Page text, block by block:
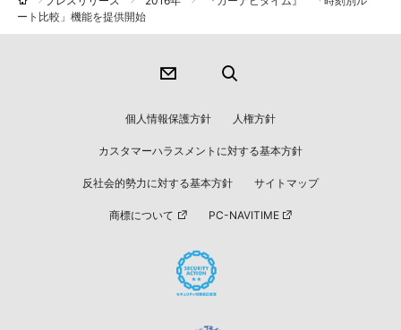
ート比較」機能を提供開始
個人情報保護方針 人権方針
カスタマーハラスメントに対する基本方針
反社会的勢力に対する基本方針 サイトマップ
商標について PC-NAVITIME